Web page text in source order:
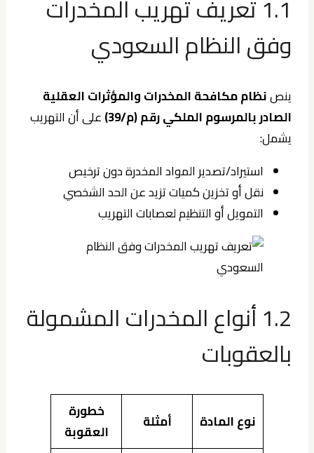
1.1 تعريف تهريب المخدرات
وفق النظام السعودي
ينصنظام مكافحة المخدرات والمؤثرات العقلية
الصادر بالمرسوم الملكي رقم (م/39)
على أن التهريب
يشمل:
استيراد/تصدير المواد المخدرة دون ترخيص
نقل أو تخزين كميات تزيد عن الحد الشخصي
التمويل أو التنظيم لعصابات التهريب
1.2 أنواع المخدرات المشمولة
بالعقوبات
نوع المادة أمثلة
خطورة
العقوبة